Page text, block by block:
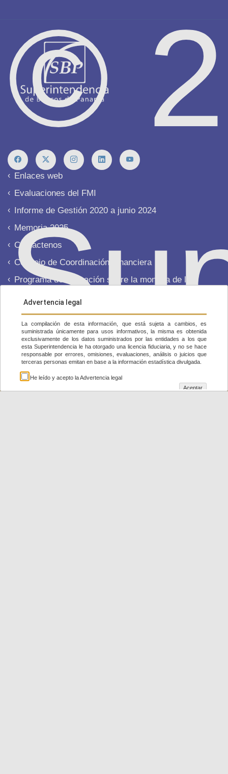
Enlaces web
Evaluaciones del FMI
Informe de Gestión 2020 a junio 2024
Memoria 2025
Contáctenos
Consejo de Coordinación Financiera
Programa de educación sobre la moneda de los
Aviso Legal
©
Advertencia legal
La compilación de esta información, que está sujeta a cambios, es
suministrada únicamente para usos informativos, la misma es obtenida
exclusivamente de los datos suministrados por las entidades a los que
esta Superintendencia le ha otorgado una licencia fiduciaria, y no se hace
responsable por errores, omisiones, evaluaciones, análisis o juicios que
terceras personas emitan en base a la información estadística divulgada.
He leído y acepto la Advertencia legal
Aceptar